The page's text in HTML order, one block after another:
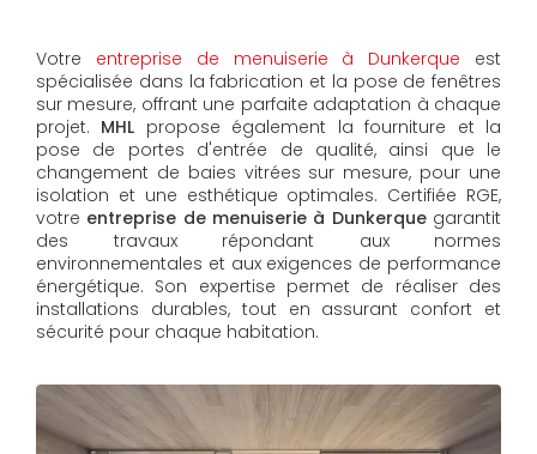
Votre entreprise de menuiserie à Dunkerque est
spécialisée dans la fabrication et la pose de fenêtres
sur mesure, offrant une parfaite adaptation à chaque
projet. MHL propose également la fourniture et la
pose de portes d'entrée de qualité, ainsi que le
changement de baies vitrées sur mesure, pour une
isolation et une esthétique optimales. Certifiée RGE,
votre entreprise de menuiserie à Dunkerquegarantit
des travaux répondant aux normes
environnementales et aux exigences de performance
énergétique. Son expertise permet de réaliser des
installations durables, tout en assurant confort et
sécurité pour chaque habitation.